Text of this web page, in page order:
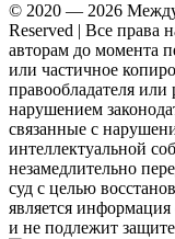
© 2020 — 2026
Reserved | Все права
авторам до момента
или частичное
правообладателя или
нарушением
связанные с
интеллектуальной
незамедлительно
суд с целью
является информация
и не подлежит